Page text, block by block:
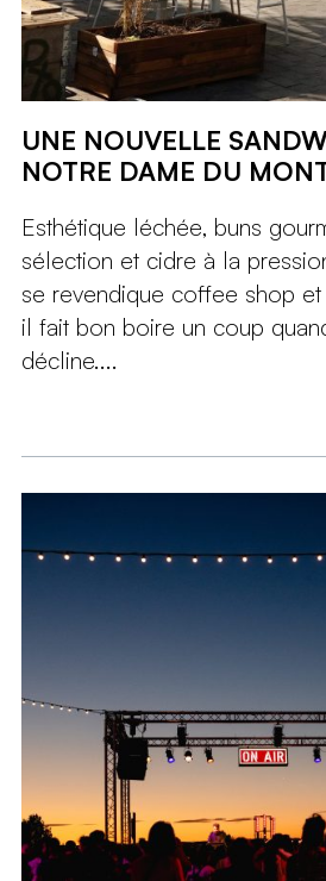
UNE NOUVELLE
NOTRE DAME DU
Esthétique léchée, buns
sélection et cidre à la
se revendique coffee shop
il fait bon boire un coup
décline....